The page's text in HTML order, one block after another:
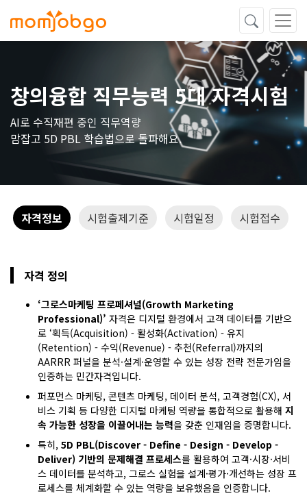
창의융합 직무능력 5대 자격시험
AI로 수직재편 중인 직무역량
맘잡고 5D PBL 학습법으로 돌파해요.
자격정보 시험출제기준 시험일정 시험접수
자격 정의
‘그로스마케팅 프로페셔널(Growth Marketing
Professional)’ 자격은 디지털 환경에서 고객 데이터를 기반으
로 ‘획득(Acquisition) - 활성화(Activation) - 유지
(Retention) - 수익(Revenue) - 추천(Referral)까지의
AARRR 퍼널을 분석·설계·운영할 수 있는 성장 전략 전문가임을
인증하는 민간자격입니다.
퍼포먼스 마케팅, 콘텐츠 마케팅, 데이터 분석, 고객경험(CX), 서
비스 기획 등 다양한 디지털 마케팅 역량을 통합적으로 활용해 지
속 가능한 성장을 이끌어내는 능력을 갖춘 인재임을 증명합니다.
특히, 5D PBL(Discover - Define - Design - Develop -
Deliver) 기반의 문제해결 프로세스를 활용하여 고객·시장·서비
스 데이터를 분석하고, 그로스 실험을 설계·평가·개선하는 성장 프
로세스를 체계화할 수 있는 역량을 보유했음을 인증합니다.